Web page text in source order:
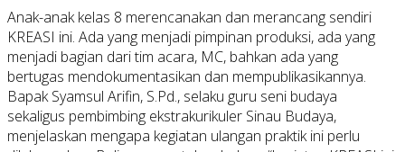
Anak-anak kelas 8 merencanakan dan merancang sendiri
KREASI ini. Ada yang menjadi pimpinan produksi, ada yang
menjadi bagian dari tim acara, MC, bahkan ada yang
bertugas mendokumentasikan dan mempublikasikannya.
Bapak Syamsul Arifin, S.Pd., selaku guru seni budaya
sekaligus pembimbing ekstrakurikuler Sinau Budaya,
menjelaskan mengapa kegiatan ulangan praktik ini perlu